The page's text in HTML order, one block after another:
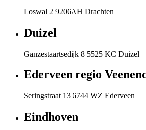
Loswal 2 9206AH Drachten
Duizel
Ganzestaartsedijk 8 5525 KC Duizel
Ederveen regio
Seringstraat 13 6744 WZ Ederveen
Eindhoven